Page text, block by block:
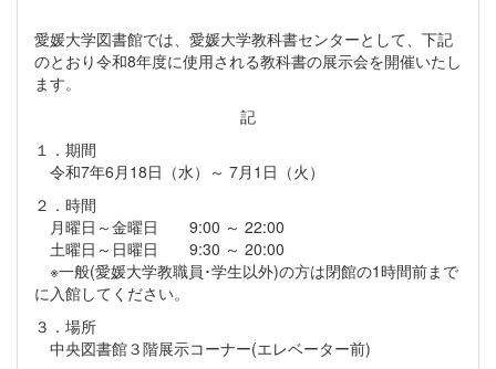
愛媛大学図書館では、愛媛大学教科書センターとして、下記
のとおり令和8年度に使用される教科書の展示会を開催いたし
ます。
記
１．期間
令和7年6月18日（水）～ 7月1日（火）
２．時間
月曜日～金曜日 9:00 ～ 22:00
土曜日～日曜日 9:30 ～ 20:00
※一般(愛媛大学教職員･学生以外)の方は閉館の1時間前まで
に入館してください。
３．場所
中央図書館３階展示コーナー(エレベーター前)